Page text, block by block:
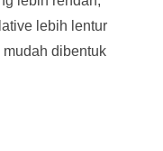
lebih lentur
dibentuk